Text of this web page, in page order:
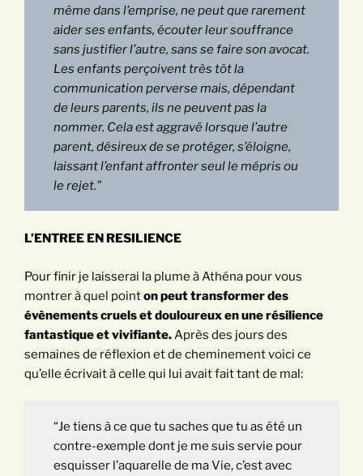
même dans l’emprise, ne peut que rarement
aider ses enfants, écouter leur souffrance
sans justifier l’autre, sans se faire son avocat.
Les enfants perçoivent très tôt la
communication perverse mais, dépendant
de leurs parents, ils ne peuvent pas la
nommer. Cela est aggravé lorsque l’autre
parent, désireux de se protéger, s’éloigne,
laissant l’enfant affronter seul le mépris ou
le rejet.”
L’ENTREE EN RESILIENCE
Pour finir je laisserai la plume à Athéna pour vous
montrer à quel pointon peut transformer des
évènements cruels et douloureux en une résilience
fantastique et vivifiante. Après des jours des
semaines de réflexion et de cheminement voici ce
qu’elle écrivait à celle qui lui avait fait tant de mal:
“Je tiens à ce que tu saches que tu as été un
contre-exemple dont je me suis servie pour
esquisser l’aquarelle de ma Vie, c’est avec